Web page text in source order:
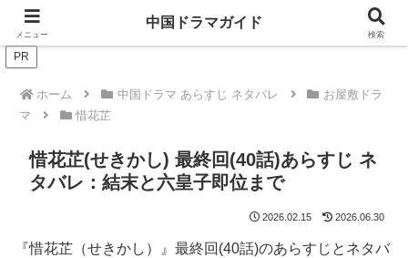
ドラマは歴史を知るともっと面白い！
PR
ホーム 中国ドラマ あらすじ ネタバレ
お屋敷ドラ
マ
惜花芷
惜花芷(せきかし) 最終回(40話)あらすじ ネ
タバレ：結末と六皇子即位まで
2026.02.15 2026.06.30
『惜花芷（せきかし）』最終回(40話)のあらすじとネタバ
メニュー
中国ドラマガイド
検索